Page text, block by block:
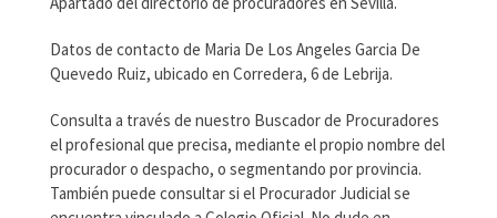
Datos de contacto de Maria De Los Angeles Garcia De
Quevedo Ruiz, ubicado en Corredera, 6 de Lebrija.
Consulta a través de nuestro Buscador de Procuradores
el profesional que precisa, mediante el propio nombre del
procurador o despacho, o segmentando por provincia.
También puede consultar si el Procurador Judicial se